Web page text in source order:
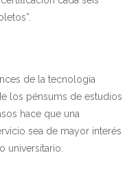
de la tecnología
los pénsums de estudios
hace que una
sea de mayor interés
universitario.